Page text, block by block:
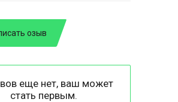
озыв
еще нет, ваш может
стать первым.